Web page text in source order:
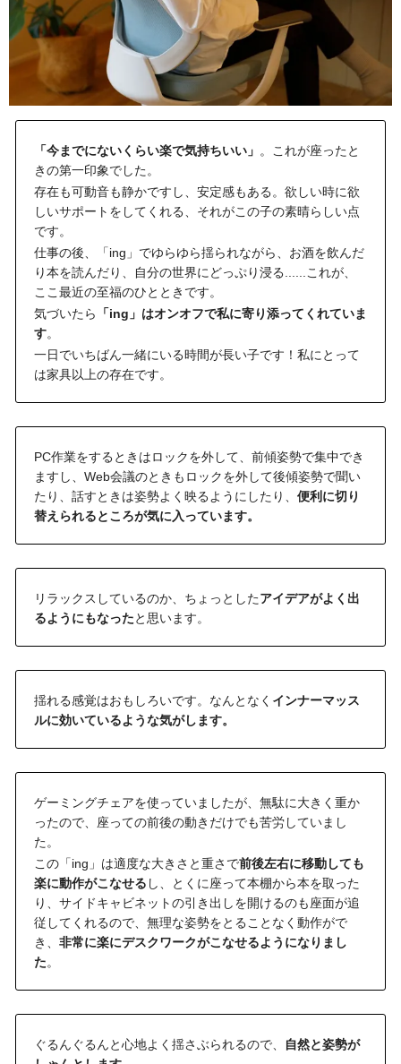
「今までにないくらい楽で気持ちいい」 。これが座ったと
きの第一印象でした。
存在も可動音も静かですし、安定感もある。欲しい時に欲
しいサポートをしてくれる、それがこの子の素晴らしい点
です。
仕事の後、「ing」でゆらゆら揺られながら、お酒を飲んだ
り本を読んだり、自分の世界にどっぷり浸る......これが、
ここ最近の至福のひとときです。
気づいたら
「ing」はオンオフで私に寄り添ってくれていま
す。
一日でいちばん一緒にいる時間が長い子です！私にとって
は家具以上の存在です。
PC作業をするときはロックを外して、前傾姿勢で集中でき
ますし、Web会議のときもロックを外して後傾姿勢で聞い
たり、話すときは姿勢よく映るようにしたり、 便利に切り
替えられるところが気に入っています。
リラックスしているのか、ちょっとしたアイデアがよく出
るようにもなったと思います。
揺れる感覚はおもしろいです。なんとなく インナーマッス
ルに効いているような気がします。
ゲーミングチェアを使っていましたが、無駄に大きく重か
ったので、座っての前後の動きだけでも苦労していまし
た。
この「ing」は適度な大きさと重さで前後左右に移動しても
楽に動作がこなせる し、とくに座って本棚から本を取った
り、サイドキャビネットの引き出しを開けるのも座面が追
従してくれるので、無理な姿勢をとることなく動作がで
き、 非常に楽にデスクワークがこなせるようになりまし
た。
ぐるんぐるんと心地よく揺さぶられるので、
自然と姿勢が